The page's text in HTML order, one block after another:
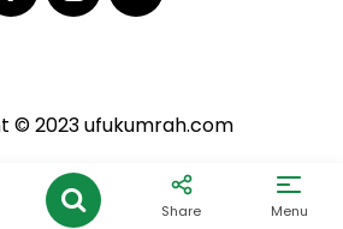
© 2023 ufukumrah.com
Share Menu